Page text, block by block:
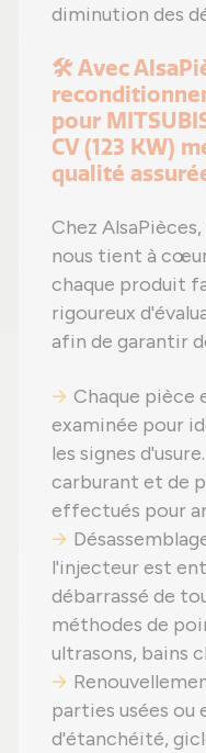
diminution des
🛠️ Avec
pour
CV (123 KW)
qualité
Chez
nous tient à
chaque produit
rigoureux
afin de garantir
Chaque pièce
examinée pour
les signes
carburant et de
effectués pour
l'injecteur est
débarrassé de
méthodes de
ultrasons, bains
parties usées ou
d'étanchéité,